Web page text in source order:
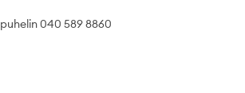
puhelin 040 589 8860